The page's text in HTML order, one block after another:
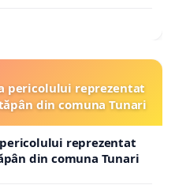
pericolului reprezentat
din comuna Tunari
reprezentat
din comuna Tunari